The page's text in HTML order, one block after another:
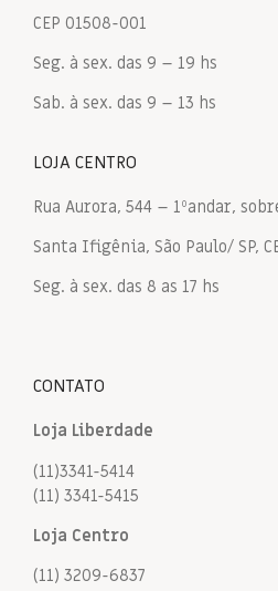
CEP 01508-001
Seg. à sex. das 9 – 19 hs
Sab. à sex. das 9 – 13 hs
LOJA CENTRO
Rua Aurora, 544 – 1ºandar,
Santa Ifigênia, São Paulo/ SP,
Seg. à sex. das 8 as 17 hs
CONTATO
Loja Liberdade
(11)3341-5414
(11) 3341-5415
Loja Centro
(11) 3209-6837